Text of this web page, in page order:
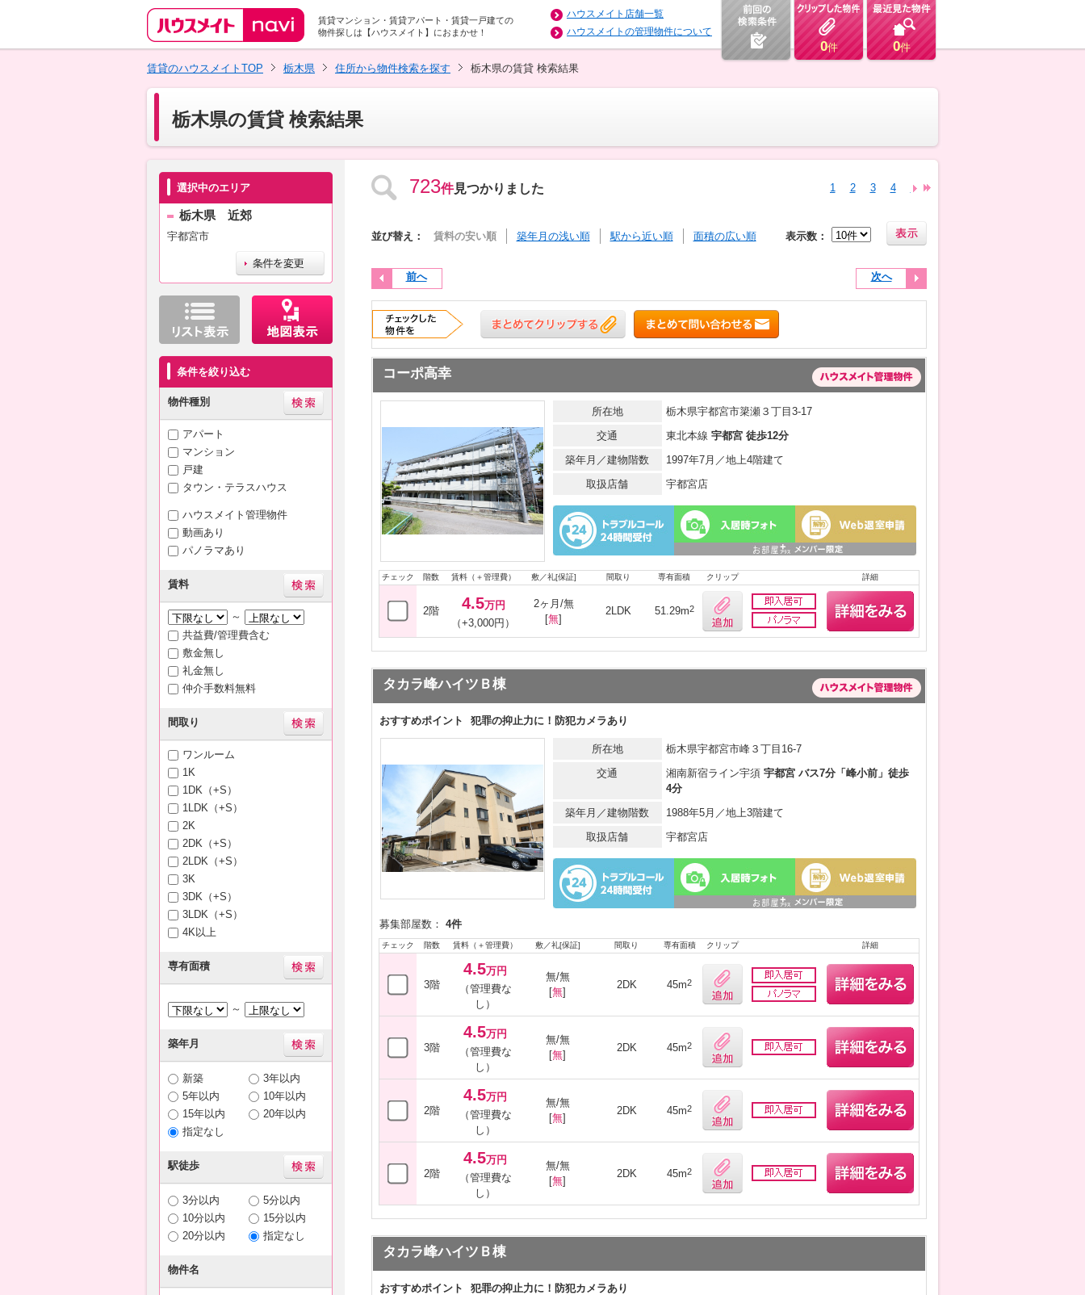
賃貸マンション・賃貸アパート・賃貸一戸建ての
物件探しは【ハウスメイト】におまかせ！
ハウスメイト店舗一覧
ハウスメイトの管理物件について
0件 0件
賃貸のハウスメイトTOP
栃木県 住所から物件検索を探す 栃木県の賃貸 検索結果
栃木県の賃貸 検索結果
選択中のエリア
栃木県 近郊
宇都宮市
条件を絞り込む
物件種別
アパート
マンション
戸建
タウン・テラスハウス
ハウスメイト管理物件
動画あり
パノラマあり
賃料
～
共益費/管理費含む
敷金無し
礼金無し
仲介手数料無料
間取り
ワンルーム
1K
1DK（+S）
1LDK（+S）
2K
2DK（+S）
2LDK（+S）
3K
3DK（+S）
3LDK（+S）
4K以上
専有面積
～
築年月
新築
3年以内
5年以内
10年以内
15年以内
20年以内
指定なし
駅徒歩
3分以内
5分以内
10分以内
15分以内
20分以内
指定なし
物件名
723件見つかりました 1 2 3 4 5 6
並び替え： 賃料の安い順 築年月の浅い順 駅から近い順 面積の広い順 表示数：
前へ 次へ
コーポ高幸
所在地
栃木県宇都宮市簗瀬３丁目3-17
交通
東北本線 宇都宮 徒歩12分
築年月／建物階数
1997年7月／地上4階建て
取扱店舗
宇都宮店
チェック 階数 賃料（＋管理費） 敷／礼[保証] 間取り 専有面積 クリップ 詳細
2階 4.5万円
（+3,000円）
2ヶ月/無
[無]
2LDK 51.29m2
タカラ峰ハイツＢ棟
おすすめポイント 犯罪の抑止力に！防犯カメラあり
所在地
栃木県宇都宮市峰３丁目16-7
交通
湘南新宿ライン宇須宇都宮 バス7分「峰小前」徒歩
4分
築年月／建物階数
1988年5月／地上3階建て
取扱店舗
宇都宮店
募集部屋数： 4件
チェック 階数 賃料（＋管理費） 敷／礼[保証] 間取り 専有面積 クリップ 詳細
3階
4.5万円
（管理費な
し）
無/無
[無]
2DK 45m2
3階
4.5万円
（管理費な
し）
無/無
[無]
2DK 45m2
2階
4.5万円
（管理費な
し）
無/無
[無]
2DK 45m2
2階
4.5万円
（管理費な
し）
無/無
[無]
2DK 45m2
タカラ峰ハイツＢ棟
おすすめポイント 犯罪の抑止力に！防犯カメラあり